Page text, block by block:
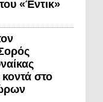
«Έντικ»
στο